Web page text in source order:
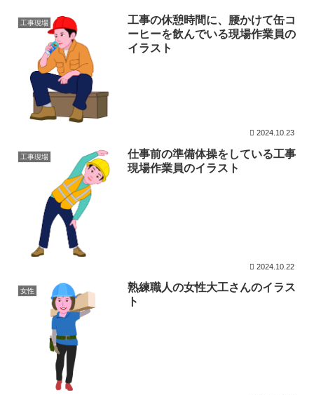
工事現場
工事の休憩時間に、腰かけて缶コ
ーヒーを飲んでいる現場作業員の
イラスト
2024.10.23
工事現場
仕事前の準備体操をしている工事
現場作業員のイラスト
2024.10.22
女性
熟練職人の女性大工さんのイラス
ト